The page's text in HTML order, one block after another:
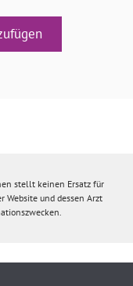
stellt keinen Ersatz für
Website und dessen Arzt